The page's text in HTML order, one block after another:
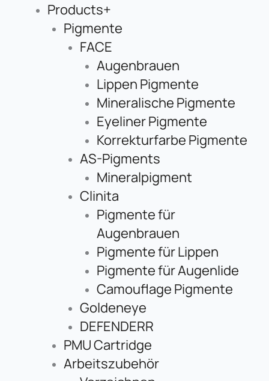
Products+
Pigmente
FACE
Augenbrauen
Lippen Pigmente
Mineralische Pigmente
Eyeliner Pigmente
Korrekturfarbe Pigmente
AS-Pigments
Mineralpigment
Clinita
Pigmente für
Augenbrauen
Pigmente für Lippen
Pigmente für Augenlide
Camouflage Pigmente
Goldeneye
DEFENDERR
PMU Cartridge
Arbeitszubehör